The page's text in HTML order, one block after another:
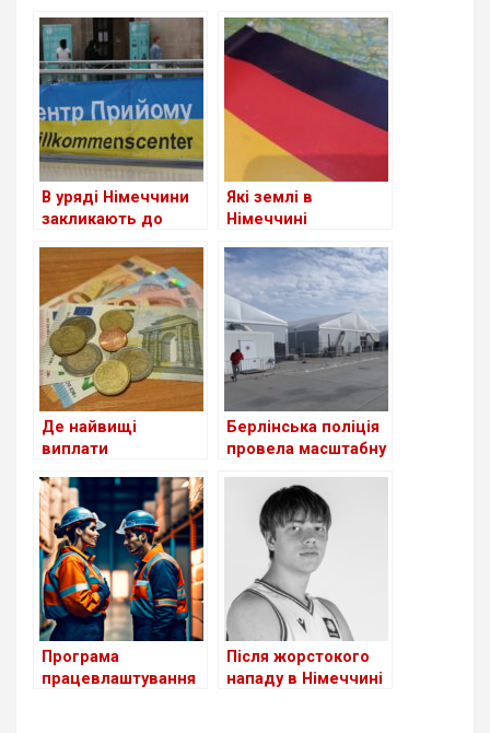
посвідчення водія
В уряді Німеччини
закликають до
для шукачів
притулку: чи
стосується це
українців?
Які землі в
Німеччині
біженців із України
станом на сьогодні
Де найвищі
виплати
біженцям серед
країн Європи?
Берлінська поліція
провела масштабну
для біженців з
України
Програма
працевлаштування
Після жорстокого
нападу в Німеччині